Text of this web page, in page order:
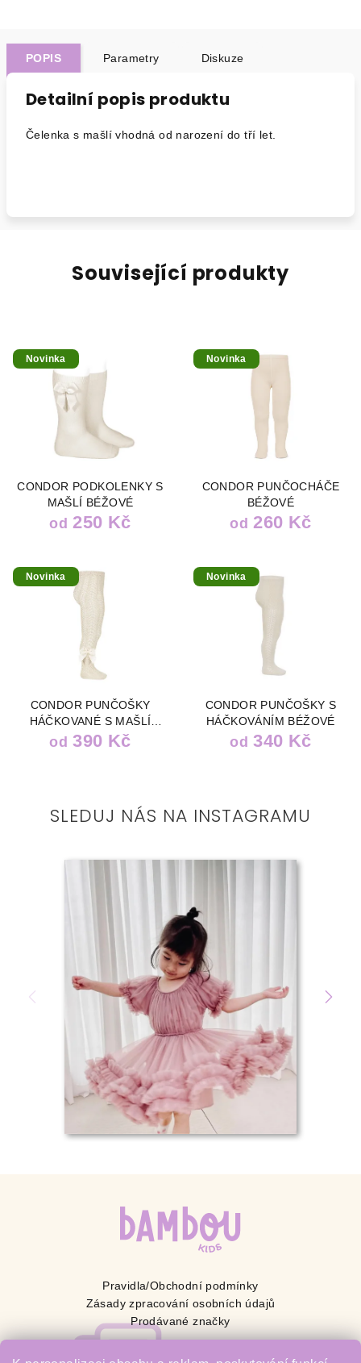
POPIS Parametry Diskuze
Detailní popis produktu
Čelenka s mašlí vhodná od narození do tří let.
Související produkty
Novinka
CONDOR PODKOLENKY S
MAŠLÍ BÉŽOVÉ
od 250 Kč
Novinka
CONDOR PUNČOCHÁČE
BÉŽOVÉ
od 260 Kč
Novinka
CONDOR PUNČOŠKY
HÁČKOVANÉ S MAŠLÍ
BÉŽOVÉ
od 390 Kč
Novinka
CONDOR PUNČOŠKY S
HÁČKOVÁNÍM BÉŽOVÉ
od 340 Kč
SLEDUJ NÁS NA INSTAGRAMU
Pravidla/Obchodní podmínky
Zásady zpracování osobních údajů
Prodávané značky